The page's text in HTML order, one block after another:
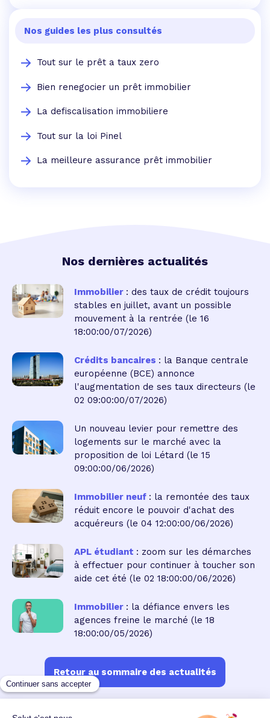
Nos guides les plus consultés
Tout sur le prêt a taux zero
Bien renegocier un prêt immobilier
La defiscalisation immobiliere
Tout sur la loi Pinel
La meilleure assurance prêt immobilier
Nos dernières actualités
Immobilier : des taux de crédit toujours
stables en juillet, avant un possible
mouvement à la rentrée (le 16
18:00:00/07/2026)
Crédits bancaires : la Banque centrale
européenne (BCE) annonce
l'augmentation de ses taux directeurs (le
02 09:00:00/07/2026)
Un nouveau levier pour remettre des
logements sur le marché avec la
proposition de loi Létard (le 15
09:00:00/06/2026)
Immobilier neuf : la remontée des taux
réduit encore le pouvoir d'achat des
acquéreurs (le 04 12:00:00/06/2026)
APL étudiant : zoom sur les démarches
à effectuer pour continuer à toucher son
aide cet été (le 02 18:00:00/06/2026)
Immobilier : la défiance envers les
agences freine le marché (le 18
18:00:00/05/2026)
Retour au sommaire des actualités